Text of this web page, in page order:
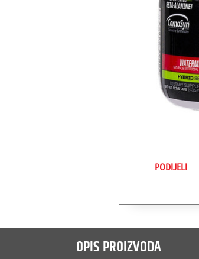
PODIJELI
OPIS PROIZVODA